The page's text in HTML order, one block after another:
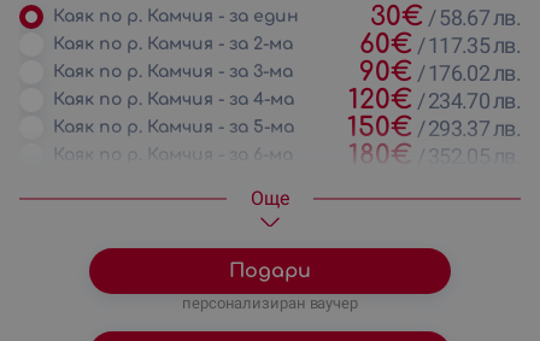
Каяк по р. Камчия - за един 30€ /58.67 лв.
Каяк по р. Камчия - за 2-ма 60€ /117.35 лв.
Каяк по р. Камчия - за 3-ма 90€ /176.02 лв.
Каяк по р. Камчия - за 4-ма 120€ /234.70 лв.
Каяк по р. Камчия - за 5-ма 150€ /293.37 лв.
Каяк по р. Камчия - за 6-ма 180€ /352.05 лв.
Каяк по р. Камчия - за 8-на
Каяк по р. Камчия - за 10-ма 586.75 лв.
Oще
Подари
персонализиран ваучер